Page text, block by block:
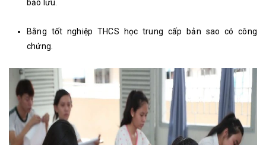
bảo lưu.
Bằng tốt nghiệp THCS học trung cấp bản sao có công
chứng.